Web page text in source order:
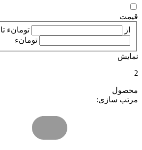
قیمت
از
تومانء تا
تومانء
نمایش
2
محصول
مرتب سازی: